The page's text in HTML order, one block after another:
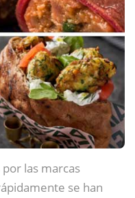
las marcas
se han